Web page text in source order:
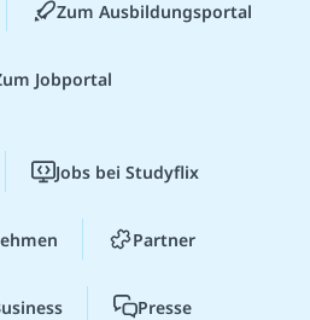
Zum Ausbildungsportal
Jobportal
Jobs bei Studyflix
Partner
Presse